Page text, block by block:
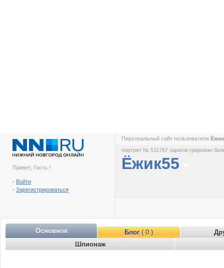
Привет, Гость !
- Войти
- Зарегистрироваться
Персональный сайт пользователя
портрет № 511767 зарегистрирован
Ёжик55
Основное Блог( 0 )
Шпионаж